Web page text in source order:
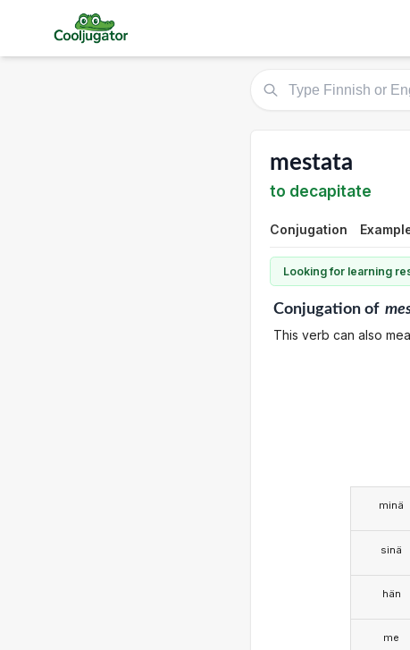
mestata
to decapitate
Conjugation
Looking for learning
Conjugationof
This verb can also
minä
sinä
hän
me